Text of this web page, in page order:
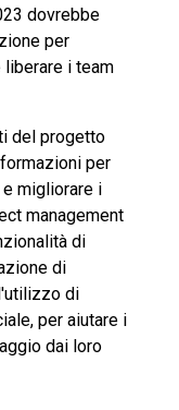
dovrebbe
per
i team
del progetto
per
migliorare i
management
di
di
di
per aiutare i
dai loro